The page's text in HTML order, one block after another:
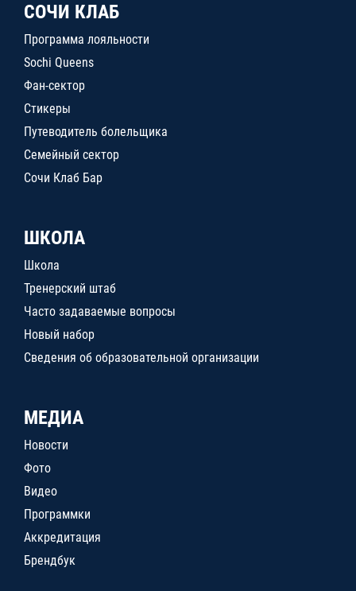
СОЧИ КЛАБ
Программа лояльности
Sochi Queens
Фан-сектор
Стикеры
Путеводитель болельщика
Семейный сектор
Сочи Клаб Бар
ШКОЛА
Школа
Тренерский штаб
Часто задаваемые вопросы
Новый набор
Сведения об образовательной организации
МЕДИА
Новости
Фото
Видео
Программки
Аккредитация
Брендбук